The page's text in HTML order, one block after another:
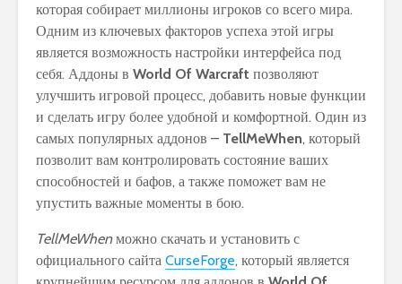
которая собирает миллионы игроков со всего мира.
Одним из ключевых факторов успеха этой игры
является возможность настройки интерфейса под
себя. Аддоны в World Of Warcraft позволяют
улучшить игровой процесс, добавить новые функции
и сделать игру более удобной и комфортной. Один из
самых популярных аддонов – TellMeWhen, который
позволит вам контролировать состояние ваших
способностей и бафов, а также поможет вам не
упустить важные моменты в бою.
TellMeWhenможно скачать и установить с
официального сайта CurseForge, который является